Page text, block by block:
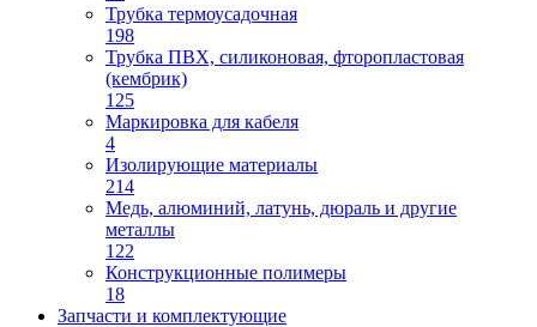
Трубка термоусадочная
198
Трубка ПВХ, силиконовая, фторопластовая
(кембрик)
125
Маркировка для кабеля
4
Изолирующие материалы
214
Медь, алюминий, латунь, дюраль и другие
металлы
122
Конструкционные полимеры
18
Запчасти и комплектующие